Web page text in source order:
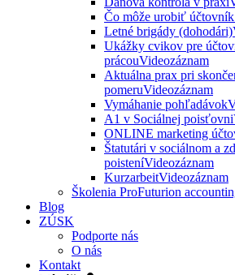
Čo môže urobiť
Letné brigády (dohodári)
Ukážky cvikov pre
prácouVideozáznam
Aktuálna prax pri
pomeruVideozáznam
Vymáhanie pohľadávok
A1 v Sociálnej poisťovni
ONLINE marketing
Štatutári v sociálnom a
poisteníVideozáznam
KurzarbeitVideozáznam
Školenia ProFuturion
Blog
ZÚSK
Podporte nás
O nás
Kontakt